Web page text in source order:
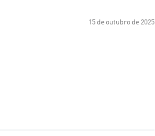
15 de outubro de 2025